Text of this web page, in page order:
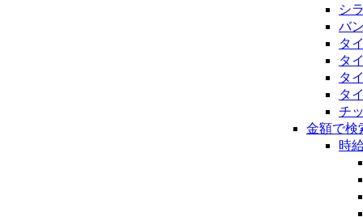
シ
バ
タ
タ
タ
タ
チ
金額で検
時